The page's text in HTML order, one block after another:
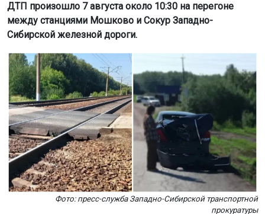
ДТП произошло 7 августа около 10:30 на перегоне
между станциями Мошково и Сокур Западно-
Сибирской железной дороги.
Фото: пресс-служба Западно-Сибирской транспортной
прокуратуры